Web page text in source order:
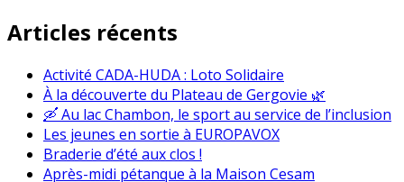
Articles récents
Activité CADA-HUDA : Loto Solidaire
À la découverte du Plateau de Gergovie 🌿
🛶 Au lac Chambon, le sport au service de l’inclusion
Les jeunes en sortie à EUROPAVOX
Braderie d’été aux clos !
Après-midi pétanque à la Maison Cesam